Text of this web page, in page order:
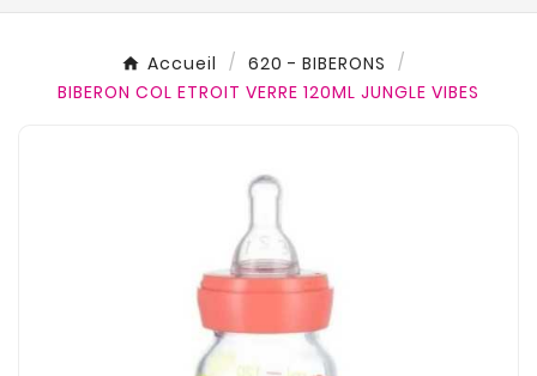
Accueil
620 - BIBERONS
BIBERON COL ETROIT VERRE 120ML JUNGLE VIBES